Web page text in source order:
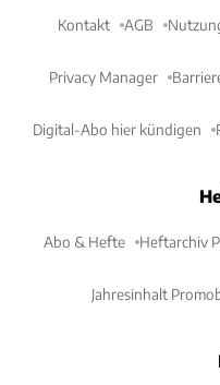
Kontakt AGB
Privacy Manager
Digital-Abo hier kündigen
Abo & Hefte Heftarchiv
Jahresinhalt